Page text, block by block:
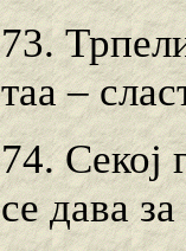
73.
таа –
74. Секој
се дава